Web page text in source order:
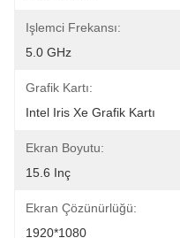
Işlemci Frekansı:
5.0 GHz
Grafik Kartı:
Intel Iris Xe Grafik Kartı
Ekran Boyutu:
15.6 Inç
Ekran Çözünürlüğü:
1920*1080